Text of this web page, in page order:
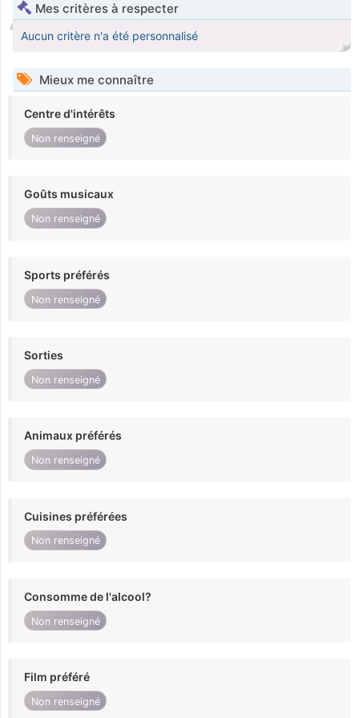
Mes critères à respecter
Aucun critère n'a été personnalisé
Mieux me connaître
Centre d'intérêts
Non renseigné
Goûts musicaux
Non renseigné
Sports préférés
Non renseigné
Sorties
Non renseigné
Animaux préférés
Non renseigné
Cuisines préférées
Non renseigné
Consomme de l'alcool?
Non renseigné
Film préféré
Non renseigné